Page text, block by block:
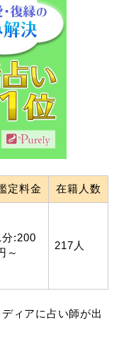
定料金 在籍人数
分:200
～
217人
ィアに占い師が出